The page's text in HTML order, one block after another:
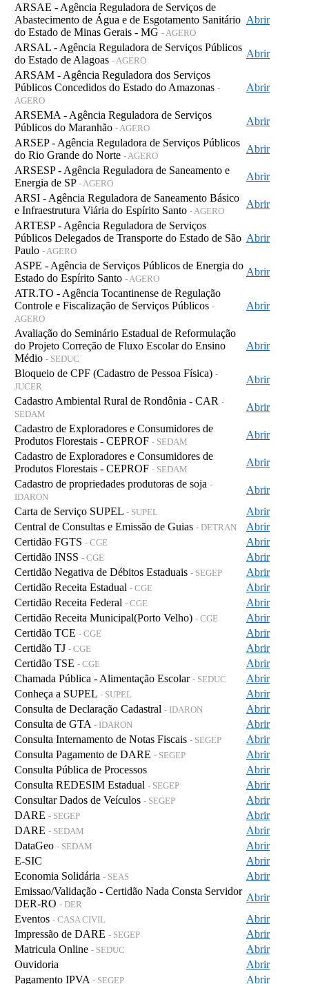
ARSAE - Agência Reguladora de Serviços de
Abastecimento de Água e de Esgotamento Sanitário
do Estado de Minas Gerais - MG - AGERO
Abrir
ARSAL - Agência Reguladora de Serviços Públicos
do Estado de Alagoas - AGERO
Abrir
ARSAM - Agência Reguladora dos Serviços
Públicos Concedidos do Estado do Amazonas -
AGERO
Abrir
ARSEMA - Agência Reguladora de Serviços
Públicos do Maranhão - AGERO
Abrir
ARSEP - Agência Reguladora de Serviços Públicos
do Rio Grande do Norte - AGERO
Abrir
ARSESP - Agência Reguladora de Saneamento e
Energia de SP - AGERO
Abrir
ARSI - Agência Reguladora de Saneamento Básico
e Infraestrutura Viária do Espírito Santo - AGERO
Abrir
ARTESP - Agência Reguladora de Serviços
Públicos Delegados de Transporte do Estado de São
Paulo - AGERO
Abrir
ASPE - Agência de Serviços Públicos de Energia do
Estado do Espírito Santo - AGERO
Abrir
ATR.TO - Agência Tocantinense de Regulação
Controle e Fiscalização de Serviços Públicos -
AGERO
Abrir
Avaliação do Seminário Estadual de Reformulação
do Projeto Correção de Fluxo Escolar do Ensino
Médio - SEDUC
Abrir
Bloqueio de CPF (Cadastro de Pessoa Física) -
JUCER
Abrir
Cadastro Ambiental Rural de Rondônia - CAR -
SEDAM
Abrir
Cadastro de Exploradores e Consumidores de
Produtos Florestais - CEPROF - SEDAM
Abrir
Cadastro de Exploradores e Consumidores de
Produtos Florestais - CEPROF - SEDAM
Abrir
Cadastro de propriedades produtoras de soja -
IDARON
Abrir
Carta de Serviço SUPEL - SUPEL
Abrir
Central de Consultas e Emissão de Guias - DETRAN
Abrir
Certidão FGTS - CGE
Abrir
Certidão INSS - CGE
Abrir
Certidão Negativa de Débitos Estaduais - SEGEP
Abrir
Certidão Receita Estadual - CGE
Abrir
Certidão Receita Federal - CGE
Abrir
Certidão Receita Municipal(Porto Velho) - CGE
Abrir
Certidão TCE - CGE
Abrir
Certidão TJ - CGE
Abrir
Certidão TSE - CGE
Abrir
Chamada Pública - Alimentação Escolar - SEDUC
Abrir
Conheça a SUPEL - SUPEL
Abrir
Consulta de Declaração Cadastral - IDARON
Abrir
Consulta de GTA - IDARON
Abrir
Consulta Internamento de Notas Fiscais - SEGEP
Abrir
Consulta Pagamento de DARE - SEGEP
Abrir
Consulta Pública de Processos
Abrir
Consulta REDESIM Estadual - SEGEP
Abrir
Consultar Dados de Veículos - SEGEP
Abrir
DARE - SEGEP
Abrir
DARE - SEDAM
Abrir
DataGeo - SEDAM
Abrir
E-SIC
Abrir
Economia Solidária - SEAS
Abrir
Emissao/Validação - Certidão Nada Consta Servidor
DER-RO - DER
Abrir
Eventos - CASA CIVIL
Abrir
Impressão de DARE - SEGEP
Abrir
Matricula Online - SEDUC
Abrir
Ouvidoria
Abrir
Pagamento IPVA - SEGEP
Abrir